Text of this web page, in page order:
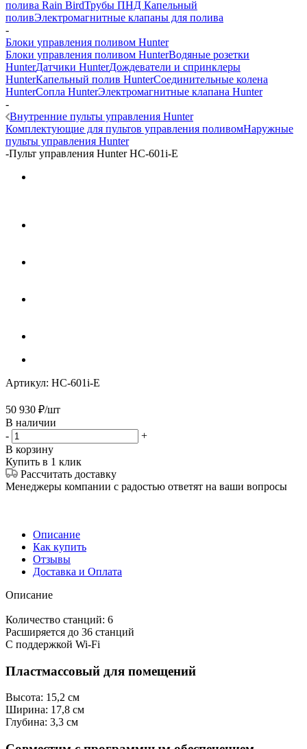
полива Rain BirdТрубы ПНД Капельный
поливЭлектромагнитные клапаны для полива
-
Блоки управления поливом Hunter
Блоки управления поливом HunterВодяные розетки
HunterДатчики HunterДождеватели и спринклеры
HunterКапельный полив HunterСоединительные колена
HunterСопла HunterЭлектромагнитные клапана Hunter
-
Внутренние пульты управления Hunter
Комплектующие для пультов управления поливомНаружные
пульты управления Hunter
-Пульт управления Hunter HC-601i-E
Артикул: HC-601i-E
50 930 ₽/шт
В наличии
-
+
В корзину
Купить в 1 клик
Рассчитать доставку
Менеджеры компании с радостью ответят на ваши вопросы
Описание
Как купить
Отзывы
Доставка и Оплата
Описание
Количество станций: 6
Расширяется до 36 станций
С поддержкой Wi-Fi
Пластмассовый для помещений
Высота: 15,2 см
Ширина: 17,8 см
Глубина: 3,3 см